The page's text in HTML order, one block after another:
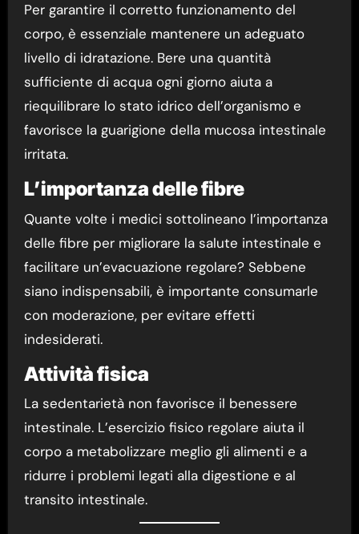
Per garantire il corretto funzionamento del
corpo, è essenziale mantenere un adeguato
livello di idratazione. Bere una quantità
sufficiente di acqua ogni giorno aiuta a
riequilibrare lo stato idrico dell’organismo e
favorisce la guarigione della mucosa intestinale
irritata.
L’importanza delle fibre
Quante volte i medici sottolineano l’importanza
delle fibre per migliorare la salute intestinale e
facilitare un’evacuazione regolare? Sebbene
siano indispensabili, è importante consumarle
con moderazione, per evitare effetti
indesiderati.
Attività fisica
La sedentarietà non favorisce il benessere
intestinale. L’esercizio fisico regolare aiuta il
corpo a metabolizzare meglio gli alimenti e a
ridurre i problemi legati alla digestione e al
transito intestinale.